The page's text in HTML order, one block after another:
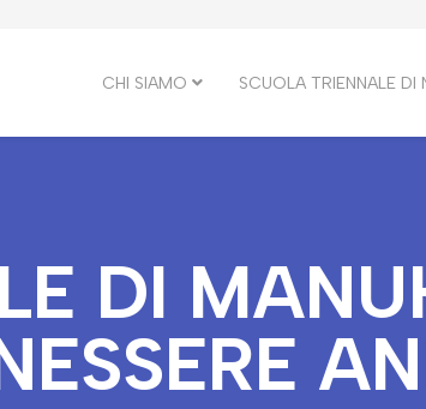
CHI SIAMO SCUOLA TRIENNALE DI
DI